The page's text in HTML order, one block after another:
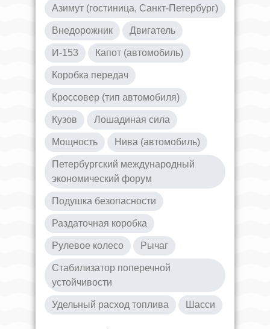
Азимут (гостиница, Санкт-Петербург)
Внедорожник Двигатель
И-153 Капот (автомобиль)
Коробка передач
Кроссовер (тип автомобиля)
Кузов Лошадиная сила
Мощность Нива (автомобиль)
Петербургский международный
экономический форум
Подушка безопасности
Раздаточная коробка
Рулевое колесо Рычаг
Стабилизатор поперечной
устойчивости
Удельный расход топлива Шасси